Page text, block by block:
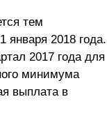
тем
2018 года.
2017 года для
минимума
выплата в